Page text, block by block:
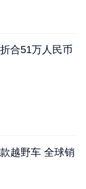
合51万人民币
越野车 全球销